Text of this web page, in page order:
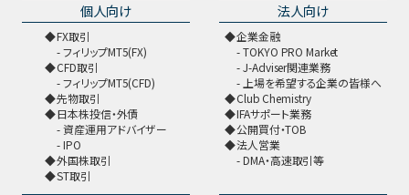
個人向け
FX取引
フィリップMT5(FX)
CFD取引
フィリップMT5(CFD)
先物取引
日本株投信・外債
資産運用アドバイザー
IPO
外国株取引
ST取引
法人向け
企業金融
TOKYO PRO Market
J-Adviser関連業務
上場を希望する企業の皆様へ
Club Chemistry
IFAサポート業務
公開買付・TOB
法人営業
DMA・高速取引等